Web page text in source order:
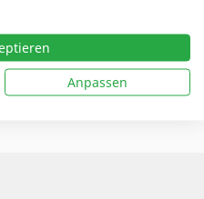
einloggen
Anpassen